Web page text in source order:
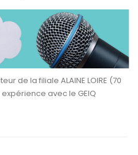
de la filiale ALAINE LOIRE (70
avec le GEIQ